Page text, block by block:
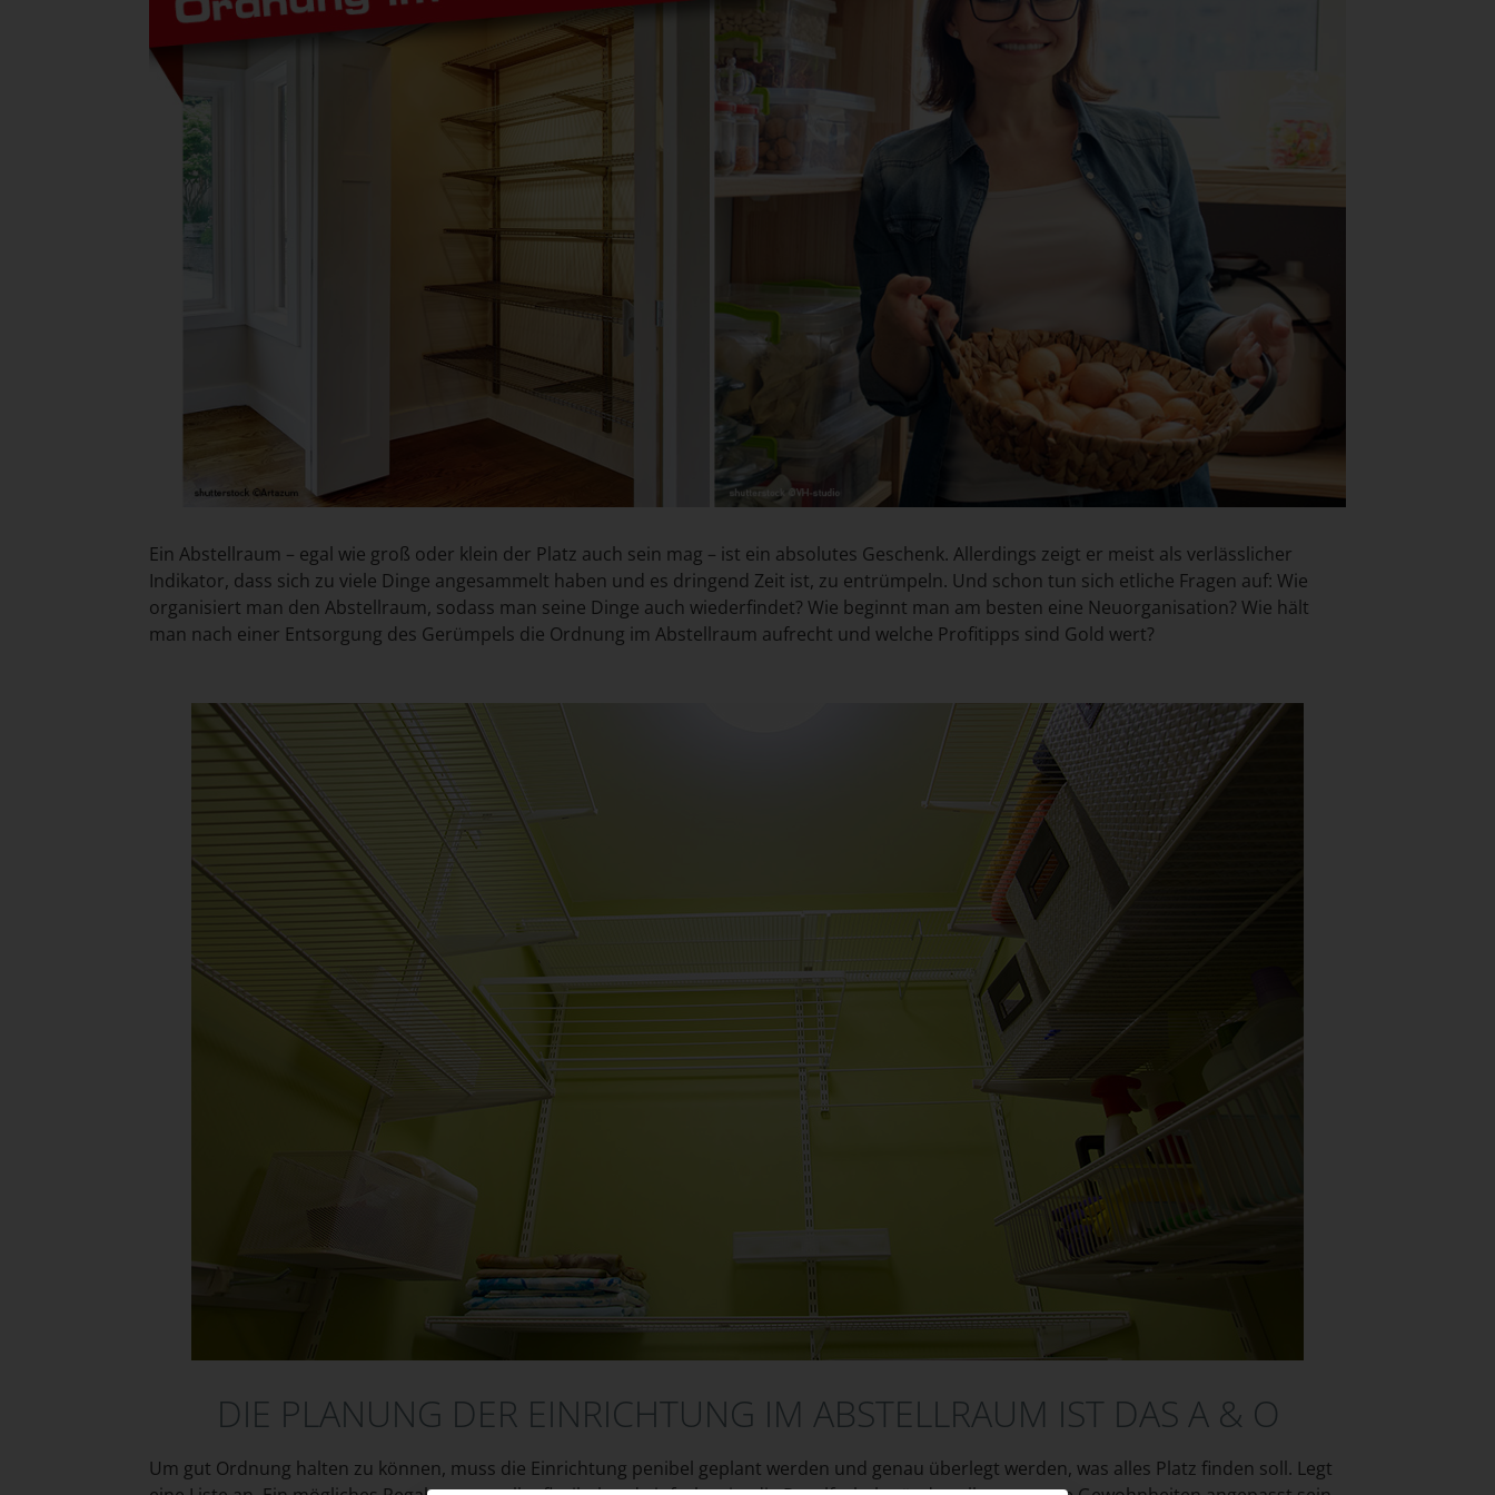
Ein Abstellraum – egal wie groß oder klein der Platz auch sein mag – ist ein absolutes Geschenk. Allerdings zeigt er meist als verlässlicher
Indikator, dass sich zu viele Dinge angesammelt haben und es dringend Zeit ist, zu entrümpeln. Und schon tun sich etliche Fragen auf: Wie
organisiert man den Abstellraum, sodass man seine Dinge auch wiederfindet? Wie beginnt man am besten eine Neuorganisation? Wie hält
man nach einer Entsorgung des Gerümpels die Ordnung im Abstellraum aufrecht und welche Profitipps sind Gold wert?
DIE PLANUNG DER EINRICHTUNG IM ABSTELLRAUM IST DAS A & O
Um gut Ordnung halten zu können, muss die Einrichtung penibel geplant werden und genau überlegt werden, was alles Platz finden soll. Legt